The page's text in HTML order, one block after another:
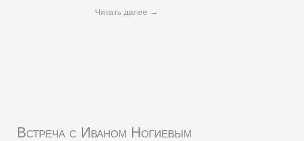
Читать далее →
Встреча с Иваном Ногиевым